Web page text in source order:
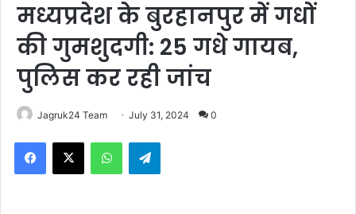
मध्यप्रदेश के बुरहानपुर में गधों
की गुमशुदगी: 25 गधे गायब,
पुलिस कर रही जांच
Jagruk24 Team July 31, 2024 0
Facebook
X WhatsAppTelegram